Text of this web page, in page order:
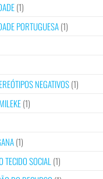
(1)
PORTUGUESA(1)
NEGATIVOS(1)
(1)
(1)
TECIDO SOCIAL (1)